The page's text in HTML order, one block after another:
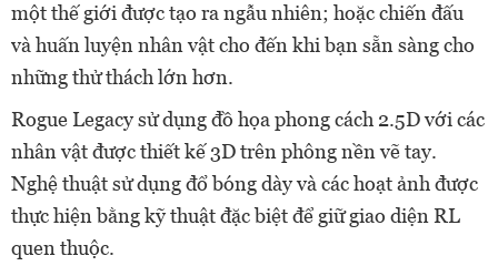
một thế giới được tạo ra ngẫu nhiên; hoặc chiến đấu
và huấn luyện nhân vật cho đến khi bạn sẵn sàng cho
những thử thách lớn hơn.
Rogue Legacy sử dụng đồ họa phong cách 2.5D với các
nhân vật được thiết kế 3D trên phông nền vẽ tay.
Nghệ thuật sử dụng đổ bóng dày và các hoạt ảnh được
thực hiện bằng kỹ thuật đặc biệt để giữ giao diện RL
quen thuộc.